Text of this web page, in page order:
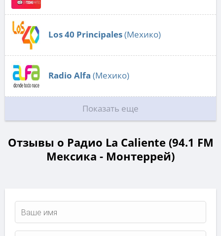
Los 40 Principales(Мехико)
Radio Alfa (Мехико)
Показать еще
Отзывы о Радио La Caliente (94.1 FM
Мексика - Монтеррей)